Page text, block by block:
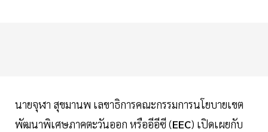
นายจุฬา สุขมานพ เลขาธิการคณะกรรมการนโยบายเขต
พัฒนาพิเศษภาคตะวันออก หรืออีอีซี (EEC) เปิดเผยกับ